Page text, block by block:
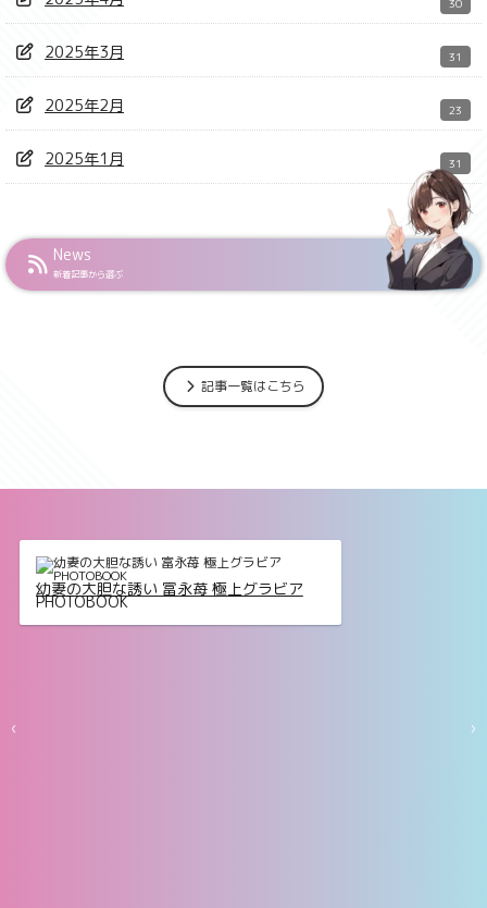
2025年3月 31
2025年2月 23
2025年1月 31
News
新着記事から選ぶ
記事一覧はこちら
幼妻の大胆な誘い 富永苺 極上グラビア
PHOTOBOOK
‹ ›